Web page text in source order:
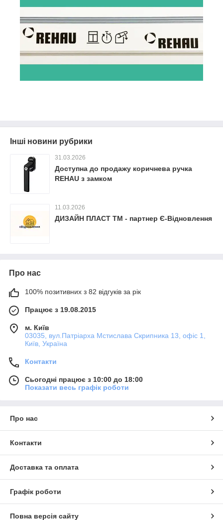
Інші новини рубрики
31.03.2026
Доступна до продажу коричнева ручка
REHAU з замком
11.03.2026
ДИЗАЙН ПЛАСТ ТМ - партнер Є-Відновлення
Про нас
100% позитивних з 82 відгуків за рік
Працює з 19.08.2015
м. Київ
03035, вул.Патріарха Мстислава Скрипника 13, офіс 1,
Київ, Україна
Контакти
Сьогодні працює з 10:00 до 18:00
Показати весь графік роботи
Про нас
Контакти
Доставка та оплата
Графік роботи
Повна версія сайту